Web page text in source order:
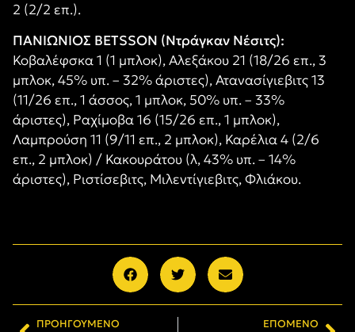
2 (2/2 επ.).
ΠΑΝΙΩΝΙΟΣ BETSSON (Ντράγκαν Νέσιτς):
Κοβαλέφσκα 1 (1 μπλοκ), Αλεξάκου 21 (18/26 επ., 3
μπλοκ, 45% υπ. – 32% άριστες), Ατανασίγιεβιτς 13
(11/26 επ., 1 άσσος, 1 μπλοκ, 50% υπ. – 33%
άριστες), Ραχίμοβα 16 (15/26 επ., 1 μπλοκ),
Λαμπρούση 11 (9/11 επ., 2 μπλοκ), Καρέλια 4 (2/6
επ., 2 μπλοκ) / Κακουράτου (λ, 43% υπ. – 14%
άριστες), Ριστίσεβιτς, Μιλεντίγιεβιτς, Φλιάκου.
ΠΡΟΗΓΟΎΜΕΝΟ ΕΠΌΜΕΝΟ